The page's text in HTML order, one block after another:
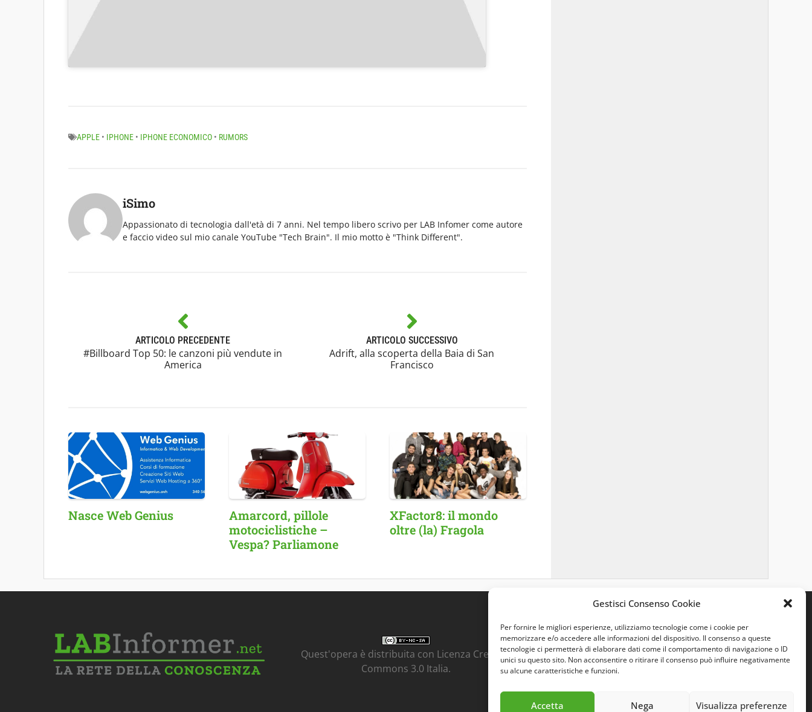
Gestisci Consenso Cookie
Per fornire le migliori esperienze, utilizziamo tecnologie come i cookie per
memorizzare e/o accedere alle informazioni del dispositivo. Il consenso a queste
tecnologie ci permetterà di elaborare dati come il comportamento di navigazione o ID
unici su questo sito. Non acconsentire o ritirare il consenso può influire negativamente
su alcune caratteristiche e funzioni.
Accetta Nega Visualizza preferenze
APPLE • IPHONE • IPHONE ECONOMICO • RUMORS
iSimo
Appassionato di tecnologia dall'età di 7 anni. Nel tempo libero scrivo per LAB Infomer come autore
e faccio video sul mio canale YouTube "Tech Brain". Il mio motto è "Think Different".
ARTICOLO PRECEDENTE
#Billboard Top 50: le canzoni più vendute in
America
ARTICOLO SUCCESSIVO
Adrift, alla scoperta della Baia di San
Francisco
Nasce Web Genius
Amarcord, pillole
motociclistiche –
Vespa? Parliamone
XFactor8: il mondo
oltre (la) Fragola
Quest'opera è distribuita con Licenza Creative
Commons 3.0 Italia.